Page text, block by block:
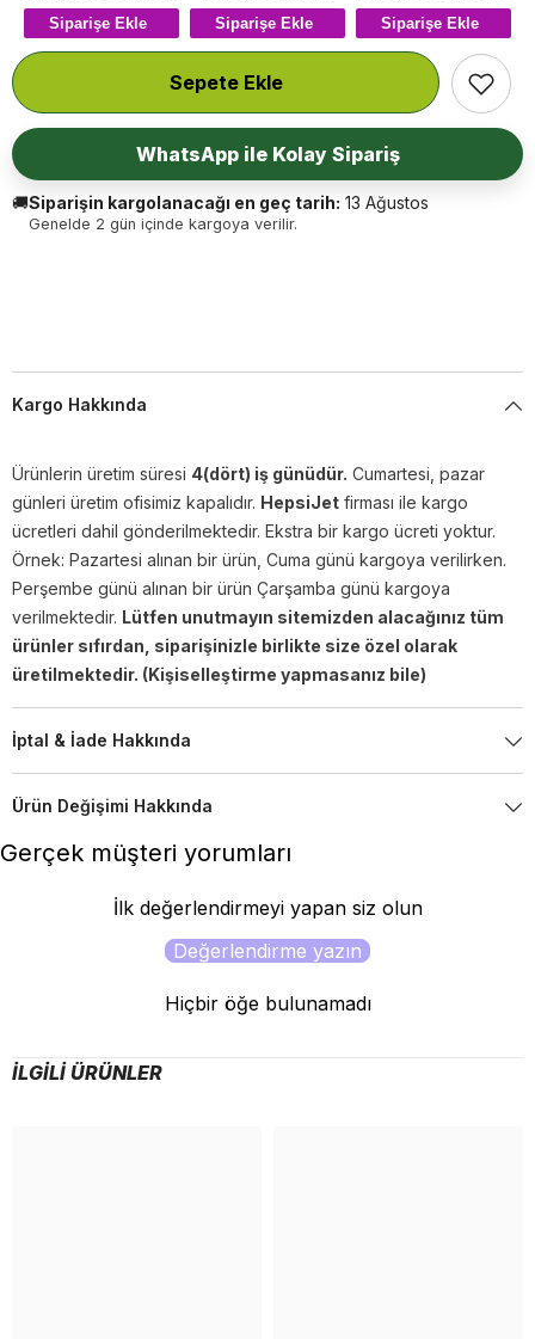
Siparişe Ekle Siparişe Ekle Siparişe Ekle
Sepete Ekle
WhatsApp ile Kolay Sipariş
🚚Siparişin kargolanacağı en geç tarih: 13 Ağustos
Genelde 2 gün içinde kargoya verilir.
Kargo Hakkında
Ürünlerin üretim süresi 4(dört) iş günüdür. Cumartesi, pazar
günleri üretim ofisimiz kapalıdır. HepsiJet firması ile kargo
ücretleri dahil gönderilmektedir. Ekstra bir kargo ücreti yoktur.
Örnek: Pazartesi alınan bir ürün, Cuma günü kargoya verilirken.
Perşembe günü alınan bir ürün Çarşamba günü kargoya
verilmektedir. Lütfen unutmayın sitemizden alacağınız tüm
ürünler sıfırdan, siparişinizle birlikte size özel olarak
üretilmektedir. (Kişiselleştirme yapmasanız bile)
İptal & İade Hakkında
Ürün Değişimi Hakkında
Gerçek müşteri yorumları
İlk değerlendirmeyi yapan siz olun
Değerlendirme yazın
Hiçbir öğe bulunamadı
İLGILI ÜRÜNLER